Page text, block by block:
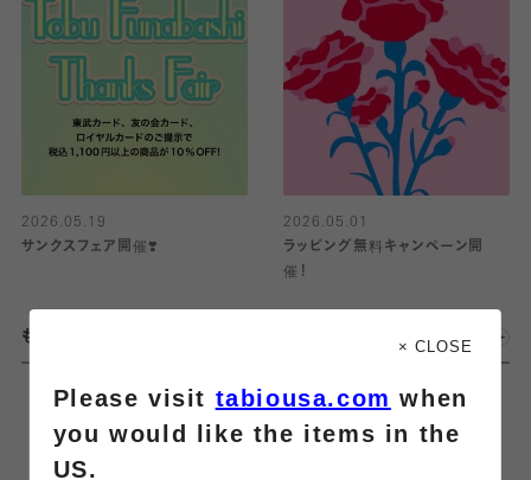
2026.05.19
サンクスフェア開催❣️
2026.05.01
ラッピング無料キャンペーン開
催！
もっとみる × CLOSE
Please visit tabiousa.com when
you would like the items in the
US.